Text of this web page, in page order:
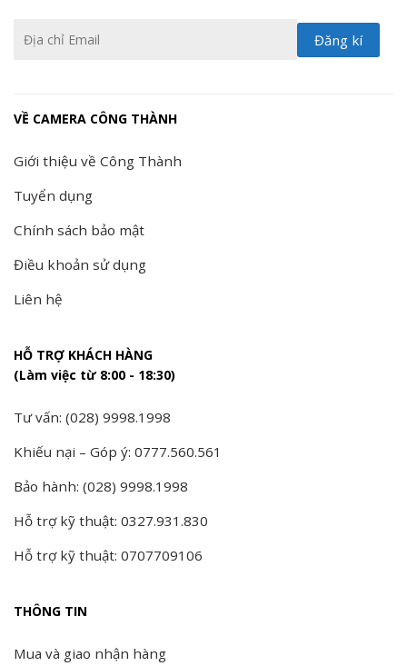
VỀ CAMERA CÔNG THÀNH
Giới thiệu về Công Thành
Tuyển dụng
Chính sách bảo mật
Điều khoản sử dụng
Liên hệ
HỖ TRỢ KHÁCH HÀNG
(Làm việc từ 8:00 - 18:30)
Tư vấn: (028) 9998.1998
Khiếu nại – Góp ý: 0777.560.561
Bảo hành: (028) 9998.1998
Hỗ trợ kỹ thuật: 0327.931.830
Hỗ trợ kỹ thuật: 0707709106
THÔNG TIN
Mua và giao nhận hàng